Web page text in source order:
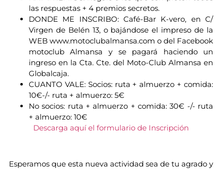
las respuestas + 4 premios secretos.
DONDE ME INSCRIBO: Café-Bar K-vero, en C/
Virgen de Belén 13, o bajándose el impreso de la
WEB www.motoclubalmansa.com o del Facebook
motoclub Almansa y se pagará haciendo un
ingreso en la Cta. Cte. del Moto-Club Almansa en
Globalcaja.
CUANTO VALE: Socios: ruta + almuerzo + comida:
10€-/- ruta + almuerzo: 5€
No socios: ruta + almuerzo + comida: 30€ -/- ruta
+ almuerzo: 10€
Descarga aquí el formulario de Inscripción
Esperamos que esta nueva actividad sea de tu agrado y